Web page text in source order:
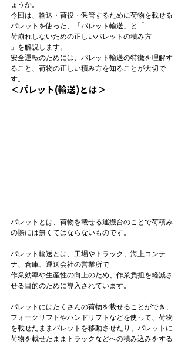
ょうか。
今回は、輸送・荷役・保管するために荷物を載せる
パレットを使った、
「パレット輸送」と「
荷崩れしないための正しいパレットの積み方
」を解説します。
安全運転のためには、パレット輸送の特徴を理解す
ること、荷物の正しい積み方を知ることが大切で
す。
＜パレット(輸送)とは＞
パレットとは、荷物を載せる運搬台のことで荷積み
パレット輸送とは、工場やトラック、海上コンテ
ナ、倉庫、運送会社の営業所で
作業効率や生産性の向上のため、作業負担を軽減さ
せる目的のために導入されています。
パレットにはたくさんの荷物を載せることができ、
フォークリフトやハンドリフトなどを使って、荷物
を載せたままパレットを移動させたり、パレットに
荷物を載せたままトラックなどへの積み込みをする